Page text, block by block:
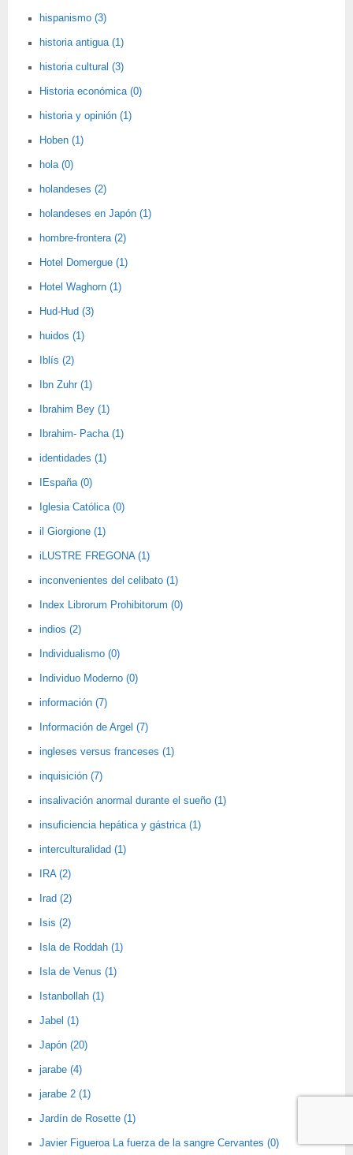
hispanismo (3)
historia antigua (1)
historia cultural (3)
Historia económica (0)
historia y opinión (1)
Hoben (1)
hola (0)
holandeses (2)
holandeses en Japón (1)
hombre-frontera (2)
Hotel Domergue (1)
Hotel Waghorn (1)
Hud-Hud (3)
huidos (1)
Iblís (2)
Ibn Zuhr (1)
Ibrahim Bey (1)
Ibrahim- Pacha (1)
identidades (1)
IEspaña (0)
Iglesia Católica (0)
il Giorgione (1)
iLUSTRE FREGONA (1)
inconvenientes del celibato (1)
Index Librorum Prohibitorum (0)
indios (2)
Individualismo (0)
Individuo Moderno (0)
información (7)
Información de Argel (7)
ingleses versus franceses (1)
inquisición (7)
insalivación anormal durante el sueño (1)
insuficiencia hepática y gástrica (1)
interculturalidad (1)
IRA (2)
Irad (2)
Isis (2)
Isla de Roddah (1)
Isla de Venus (1)
Istanbollah (1)
Jabel (1)
Japón (20)
jarabe (4)
jarabe 2 (1)
Jardín de Rosette (1)
Javier Figueroa La fuerza de la sangre Cervantes (0)